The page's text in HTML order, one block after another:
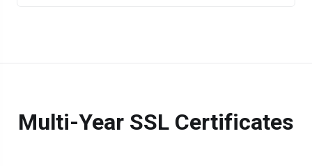
Multi-Year SSL Certificates